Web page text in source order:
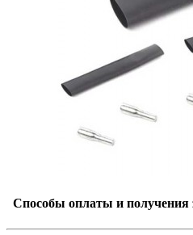
Способы оплаты и получения